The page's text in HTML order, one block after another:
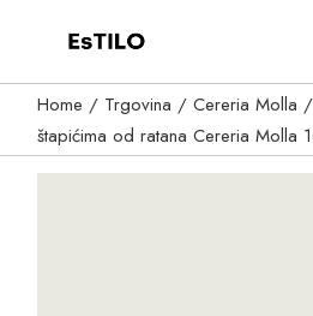
Home Trgovina Cereria Molla
štapićima od ratana Cereria Molla